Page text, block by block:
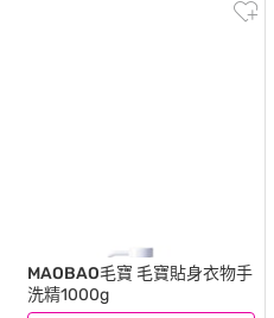
MAOBAO毛寶 毛寶貼身衣物手
洗精1000g